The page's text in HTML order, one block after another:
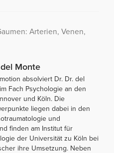
Arterien, Venen,
Monte
absolviert Dr. Dr. del
Fach Psychologie an den
und Köln. Die
liegen dabei in den
und
finden am Institut für
der Universität zu Köln bei
ihre Umsetzung. Neben